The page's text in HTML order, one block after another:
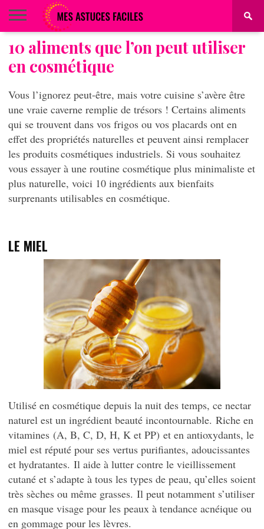
BEAUTÉ
COIFFURE
ALIMENTATION
MAQUILLAGE
MAISON
10 aliments que l’on peut utiliser
en cosmétique
Vous l’ignorez peut-être, mais votre cuisine s’avère être
une vraie caverne remplie de trésors ! Certains aliments
qui se trouvent dans vos frigos ou vos placards ont en
effet des propriétés naturelles et peuvent ainsi remplacer
les produits cosmétiques industriels. Si vous souhaitez
vous essayer à une routine cosmétique plus minimaliste et
plus naturelle, voici 10 ingrédients aux bienfaits
surprenants utilisables en cosmétique.
LE MIEL
Utilisé en cosmétique depuis la nuit des temps, ce nectar
naturel est un ingrédient beauté incontournable. Riche en
vitamines (A, B, C, D, H, K et PP) et en antioxydants, le
miel est réputé pour ses vertus purifiantes, adoucissantes
et hydratantes. Il aide à lutter contre le vieillissement
cutané et s’adapte à tous les types de peau, qu’elles soient
très sèches ou même grasses. Il peut notamment s’utiliser
en masque visage pour les peaux à tendance acnéique ou
en gommage pour les lèvres.